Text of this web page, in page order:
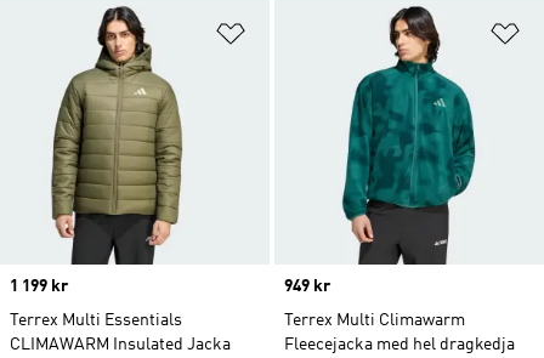
Lägg till på önskelistan
Price
1 199 kr
Terrex Multi Essentials
CLIMAWARM Insulated Jacka
Price
949 kr
Terrex Multi Climawarm
Fleecejacka med hel dragkedja